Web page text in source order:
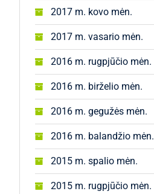
2017 m. kovo mėn.
2017 m. vasario mėn.
2016 m. rugpjūčio mėn.
2016 m. birželio mėn.
2016 m. gegužės mėn.
2016 m. balandžio mėn.
2015 m. spalio mėn.
2015 m. rugpjūčio mėn.